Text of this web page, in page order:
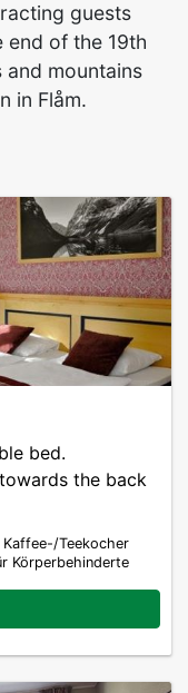
guests
of the 19th
mountains
in Flåm.
bed.
the back
Kaffee-/Teekocher
Körperbehinderte